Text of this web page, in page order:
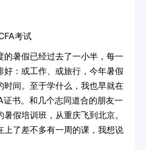
暑假已经过去了一小半，每一
：或工作、或旅行，今年暑假
间。至于学什么，我也早就在
书。和几个志同道合的朋友一
假培训班，从重庆飞到北京。
了差不多有一周的课，我想说